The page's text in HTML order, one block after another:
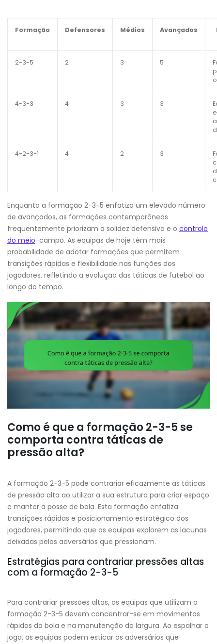
Formação Defensores Médios Avançados
2-3-5 2 3 5
4-3-3 4 3 3
4-2-3-1 4 2 3
Enquanto a formação 2-3-5 enfatiza um elevado número
de avançados, as formações contemporâneas
frequentemente priorizam a solidez defensiva e o controlo
do meio-campo. As equipas de hoje têm mais
probabilidade de adotar formações que permitem
transições rápidas e flexibilidade nas funções dos
jogadores, refletindo a evolução das táticas de futebol ao
longo do tempo.
Como é que a formação 2-3-5 se
comporta contra táticas de
pressão alta?
A formação 2-3-5 pode contrariar eficazmente as táticas
de pressão alta ao utilizar a sua estrutura para criar espaço
e manter a posse de bola. Esta formação enfatiza
transições rápidas e posicionamento estratégico dos
jogadores, permitindo que as equipas explorem as lacunas
deixadas pelos adversários que pressionam.
Estratégias para contrariar pressões altas
com a formação 2-3-5
Para contrariar pressões altas, as equipas que utilizam a
formação 2-3-5 devem concentrar-se em movimentos
rápidos da bola e na manutenção da largura. Ao espalhar o
jogo, as equipas podem esticar os adversários que